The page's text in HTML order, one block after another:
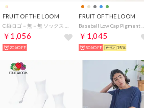
FRUIT OF THE LOOM
￥1,056
20%OFF
FRUIT OF THE LOOM
￥1,045
50%OFF 15%